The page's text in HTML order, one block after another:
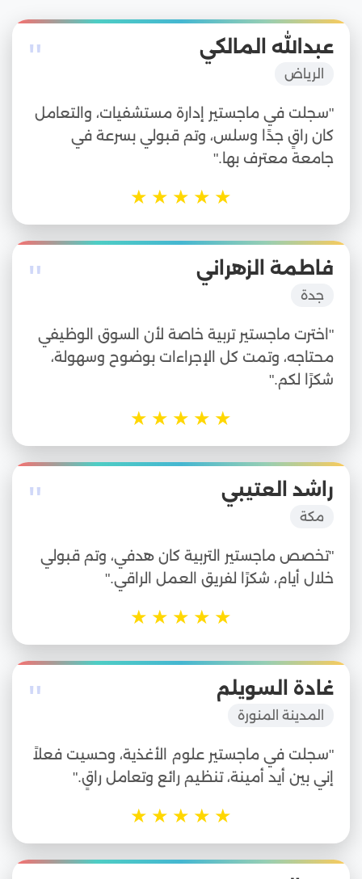
" عبدالله المالكي
الرياض
"سجلت في ماجستير إدارة مستشفيات، والتعامل
كان راقٍ جدًا وسلس، وتم قبولي بسرعة في
جامعة معترف بها."
★
★
★
★
★
" فاطمة الزهراني
جدة
"اخترت ماجستير تربية خاصة لأن السوق الوظيفي
محتاجه، وتمت كل الإجراءات بوضوح وسهولة،
شكرًا لكم."
★
★
★
★
★
" راشد العتيبي
مكة
"تخصص ماجستير التربية كان هدفي، وتم قبولي
خلال أيام، شكرًا لفريق العمل الراقي."
★
★
★
★
★
" غادة السويلم
المدينة المنورة
"سجلت في ماجستير علوم الأغذية، وحسيت فعلاً
إني بين أيد أمينة، تنظيم رائع وتعامل راقٍ."
★
★
★
★
★